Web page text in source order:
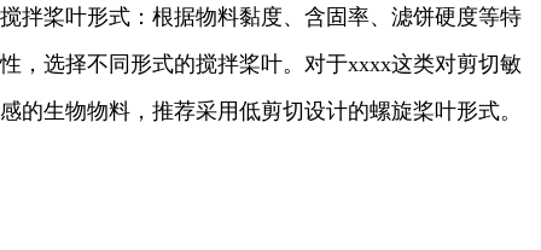
搅拌桨叶形式：根据物料黏度、含固率、滤饼硬度等特
性，选择不同形式的搅拌桨叶。对于xxxx这类对剪切敏
感的生物物料，推荐采用低剪切设计的螺旋桨叶形式。